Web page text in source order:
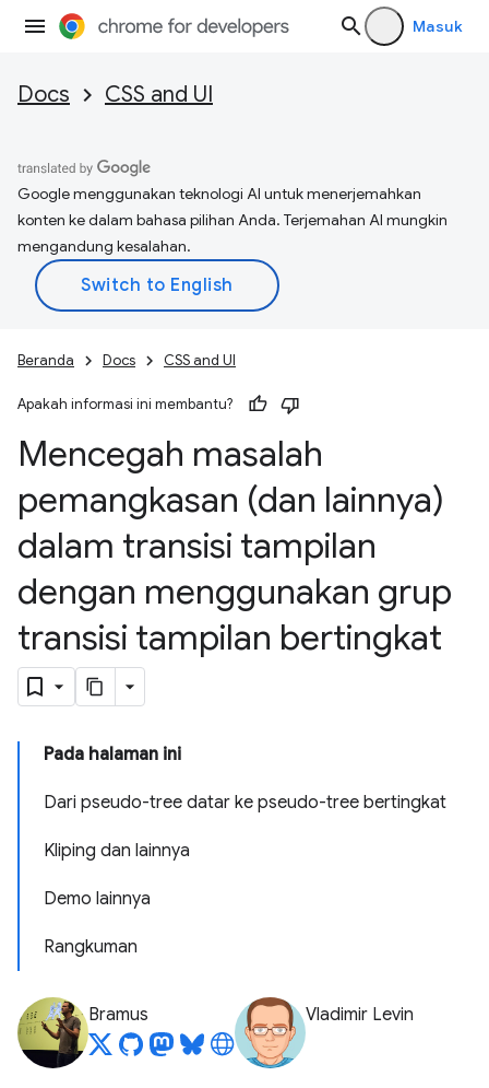
Masuk
Docs CSS and UI
Google menggunakan teknologi AI untuk menerjemahkan
konten ke dalam bahasa pilihan Anda. Terjemahan AI mungkin
mengandung kesalahan.
Beranda Docs CSS and UI
Apakah informasi ini membantu?
Mencegah masalah
pemangkasan (dan lainnya)
dalam transisi tampilan
dengan menggunakan grup
transisi tampilan bertingkat
Pada halaman ini
Dari pseudo-tree datar ke pseudo-tree bertingkat
Kliping dan lainnya
Demo lainnya
Rangkuman
Bramus Vladimir Levin